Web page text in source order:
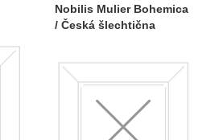
Nobilis Mulier Bohemica
/ Česká šlechtična